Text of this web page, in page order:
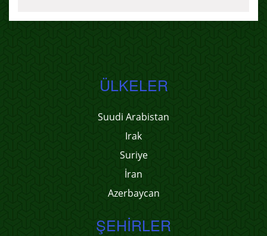
ÜLKELER
Suudi Arabistan
Irak
Suriye
İran
Azerbaycan
ŞEHIRLER